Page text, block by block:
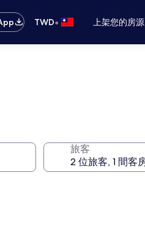
TWD• 上架您的房源
旅客